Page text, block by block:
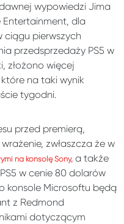
wypowiedzi Jima
Entertainment, dla
ciągu pierwszych
przedsprzedaży PS5 w
złożono więcej
na taki wynik
tygodni.
przed premierą,
zwłaszcza że w
na konsolę Sony, a także
w cenie 80 dolarów
konsole Microsoftu będą
z Redmond
dotyczącym